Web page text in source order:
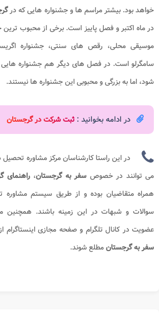
خواهد بود. بیشتر مراسم ها و جشنواره هایی که در
در ماه اکتبر و فصل پاییز است. برخی از محبوب
موسیقی محلی، رقص های سنتی، جشنواره
سامگرلو است. در فصل های دیگر هم جشنواره
شود، اما به بزرگی و محبوبی این جشنواره ها نیستند.
در ادامه بخوانید : ثبت شرکت در گرجستان
در این راستا کارشناسان مرکز مشاوره تحصیل
می توانند در خصوص سفر به گرجستان،راهنمای
همراه متقاضیان بوده و از طریق سیستم مشاوره
سوالات و شبهات در این زمینه باشند. همچنین
عضویت در کانال تلگرام و صفحه مجازی اینستاگرام
سفر به گرجستانمطلع شوند.